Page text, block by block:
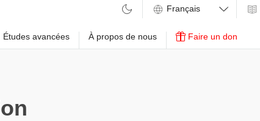
Études avancées À propos de nous Faire un don